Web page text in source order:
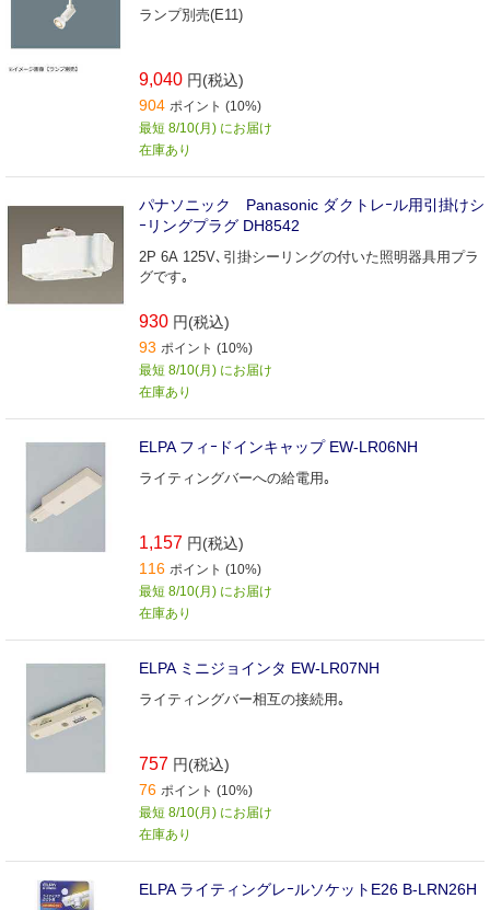
ランプ別売(E11)
9,040 円(税込)
904 ポイント (10%)
最短 8/10(月) にお届け
在庫あり
パナソニック Panasonic ダクトレｰル用引掛けシ
ｰリングプラグ DH8542
2P 6A 125V､引掛シーリングの付いた照明器具用プラ
グです｡
930 円(税込)
93 ポイント (10%)
最短 8/10(月) にお届け
在庫あり
ELPA フィｰドインキャップ EW‐LR06NH
ライティングバーへの給電用｡
1,157 円(税込)
116 ポイント (10%)
最短 8/10(月) にお届け
在庫あり
ELPA ミニジョインタ EW‐LR07NH
ライティングバー相互の接続用｡
757 円(税込)
76 ポイント (10%)
最短 8/10(月) にお届け
在庫あり
ELPA ライティングレｰルソケットE26 B-LRN26H